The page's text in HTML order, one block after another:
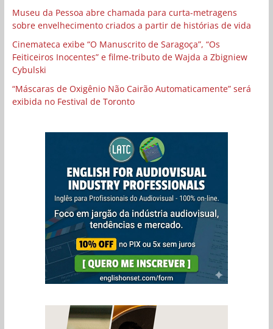
Museu da Pessoa abre chamada para curta-metragens
sobre envelhecimento criados a partir de histórias de vida
Cinemateca exibe “O Manuscrito de Saragoça”, “Os
Feiticeiros Inocentes” e filme-tributo de Wajda a Zbigniew
Cybulski
“Máscaras de Oxigênio Não Cairão Automaticamente” será
exibida no Festival de Toronto